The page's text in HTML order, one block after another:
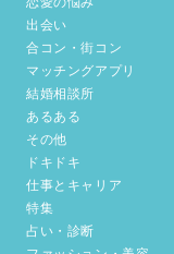
出会い
合コン・街コン
マッチングアプリ
結婚相談所
あるある
その他
ドキドキ
仕事とキャリア
特集
占い・診断